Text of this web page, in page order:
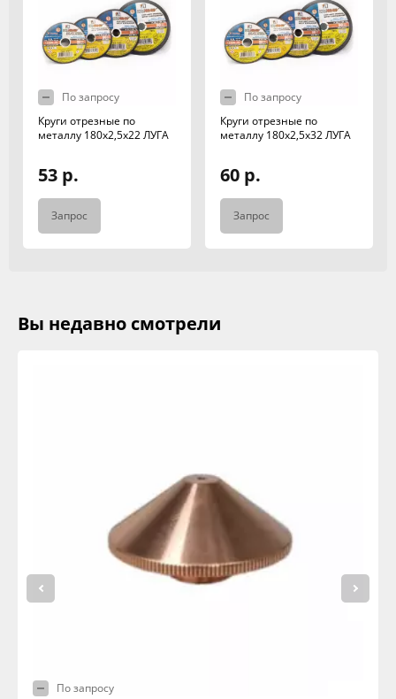
По запросу
Круги отрезные по
металлу 180х2,5х22 ЛУГА
53 р.
Запрос
По запросу
Круги отрезные по
металлу 180х2,5х32 ЛУГА
60 р.
Запрос
Вы недавно смотрели
По запросу